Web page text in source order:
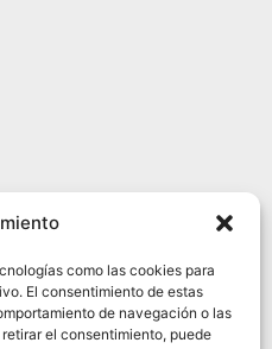
como las cookies para
El consentimiento de estas
de navegación o las
el consentimiento, puede